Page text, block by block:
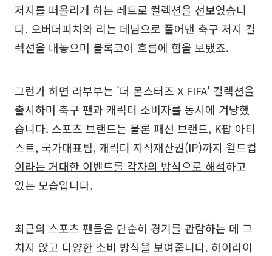
저지를 떠올리게 하는 레트로 컬렉션을 선보였습니
다. 오버더피치와 리는 데님으로 풀어낸 축구 저지 컬
렉션을 내놓으며 블록코어 흐름에 힘을 보탰죠.
그런가 하면 라부부는 '더 몬스터즈 X FIFA' 컬렉션을
출시하며 축구 팬과 캐릭터 소비자를 동시에 겨냥했
습니다. 스포츠 브랜드는 물론 패션 브랜드, K팝 아티
스트, 국가대표팀, 캐릭터 지식재산권(IP)까지 월드컵
이라는 거대한 이벤트를 각자의 방식으로 해석하고
있는 모습입니다.
최근의 스포츠 팬들은 단순히 경기를 관람하는 데 그
치지 않고 다양한 소비 방식을 보여줍니다. 하이라이